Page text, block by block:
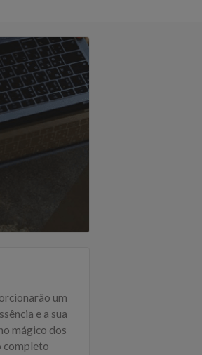
um
e a sua
mágico dos
completo